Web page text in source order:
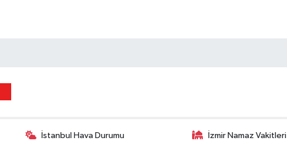
İstanbul Hava Durumu İzmir Namaz Vakitleri